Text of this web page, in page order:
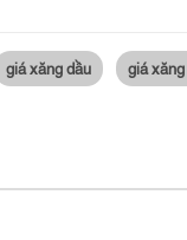
giá xăng dầu giá